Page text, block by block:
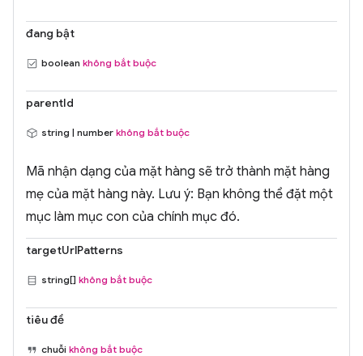
đang bật
boolean không bắt buộc
parentId
string | number không bắt buộc
Mã nhận dạng của mặt hàng sẽ trở thành mặt hàng
mẹ của mặt hàng này. Lưu ý: Bạn không thể đặt một
mục làm mục con của chính mục đó.
targetUrlPatterns
string[] không bắt buộc
tiêu đề
chuỗi không bắt buộc